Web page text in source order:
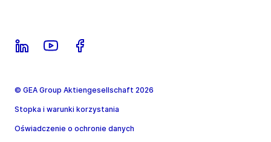
© GEA Group Aktiengesellschaft 2026
Stopka i warunki korzystania
Oświadczenie o ochronie danych